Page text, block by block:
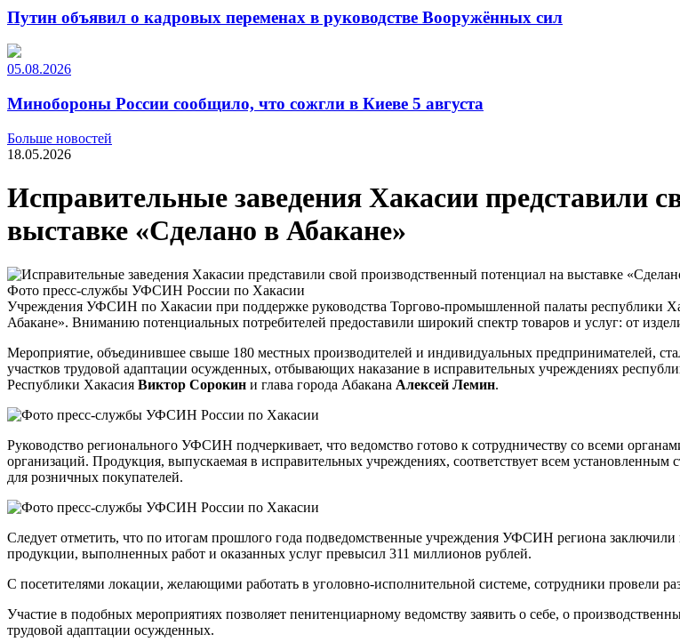
Путин объявил о кадровых переменах в руководстве Вооружённых сил
05.08.2026
Минобороны России сообщило, что сожгли в Киеве 5 августа
Больше новостей
18.05.2026
Исправительные заведения Хакасии представили
выставке «Сделано в Абакане»
Фото пресс-службы УФСИН России по Хакасии
Учреждения УФСИН по Хакасии при поддержке руководства Торгово-промышленной палаты республики
Абакане». Вниманию потенциальных потребителей предоставили широкий спектр товаров и услуг: от
Мероприятие, объединившее свыше 180 местных производителей и индивидуальных предпринимателей,
участков трудовой адаптации осужденных, отбывающих наказание в исправительных учреждениях
Республики Хакасия Виктор Сорокин и глава города Абакана Алексей Лемин.
Руководство регионального УФСИН подчеркивает, что ведомство готово к сотрудничеству со всеми
организаций. Продукция, выпускаемая в исправительных учреждениях, соответствует всем установленным
для розничных покупателей.
Следует отметить, что по итогам прошлого года подведомственные учреждения УФСИН региона
продукции, выполненных работ и оказанных услуг превысил 311 миллионов рублей.
С посетителями локации, желающими работать в уголовно-исполнительной системе, сотрудники провели
Участие в подобных мероприятиях позволяет пенитенциарному ведомству заявить о себе, о
трудовой адаптации осужденных.